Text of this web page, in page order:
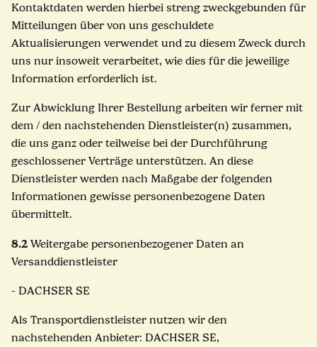
Kontaktdaten werden hierbei streng zweckgebunden für
Mitteilungen über von uns geschuldete
Aktualisierungen verwendet und zu diesem Zweck durch
uns nur insoweit verarbeitet, wie dies für die jeweilige
Information erforderlich ist.
Zur Abwicklung Ihrer Bestellung arbeiten wir ferner mit
dem / den nachstehenden Dienstleister(n) zusammen,
die uns ganz oder teilweise bei der Durchführung
geschlossener Verträge unterstützen. An diese
Dienstleister werden nach Maßgabe der folgenden
Informationen gewisse personenbezogene Daten
übermittelt.
8.2 Weitergabe personenbezogener Daten an
Versanddienstleister
- DACHSER SE
Als Transportdienstleister nutzen wir den
nachstehenden Anbieter: DACHSER SE,